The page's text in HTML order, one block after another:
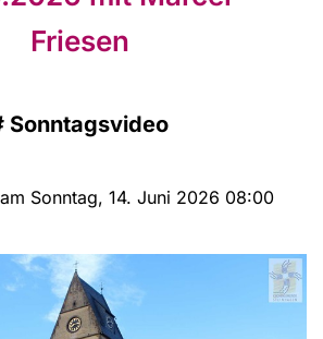
Friesen
Sonntagsvideo
Sonntag, 14. Juni 2026 08:00